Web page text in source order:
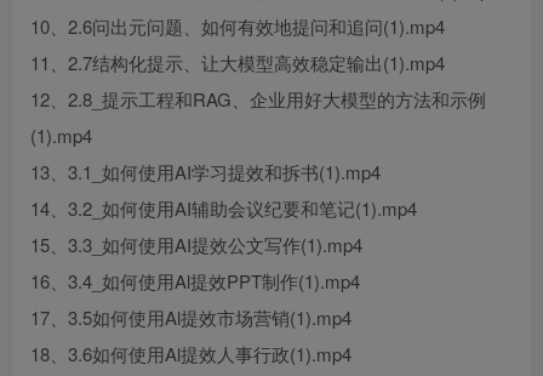
10、2.6问出元问题、如何有效地提问和追问(1).mp4
11、2.7结构化提示、让大模型高效稳定输出(1).mp4
12、2.8_提示工程和RAG、企业用好大模型的方法和示例
(1).mp4
13、3.1_如何使用AI学习提效和拆书(1).mp4
14、3.2_如何使用AI辅助会议纪要和笔记(1).mp4
15、3.3_如何使用AI提效公文写作(1).mp4
16、3.4_如何使用Al提效PPT制作(1).mp4
17、3.5如何使用Al提效市场营销(1).mp4
18、3.6如何使用Al提效人事行政(1).mp4